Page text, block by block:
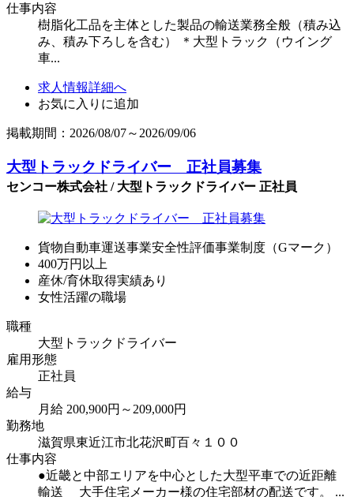
仕事内容
樹脂化工品を主体とした製品の輸送業務全般（積み込
み、積み下ろしを含む） ＊大型トラック（ウイング
車...
求人情報詳細へ
お気に入りに追加
掲載期間：2026/08/07～2026/09/06
大型トラックドライバー 正社員募集
センコー株式会社 / 大型トラックドライバー 正社員
貨物自動車運送事業安全性評価事業制度（Gマーク）
400万円以上
産休/育休取得実績あり
女性活躍の職場
職種
大型トラックドライバー
雇用形態
正社員
給与
月給 200,900円～209,000円
勤務地
滋賀県東近江市北花沢町百々１００
仕事内容
●近畿と中部エリアを中心とした大型平車での近距離
輸送 大手住宅メーカー様の住宅部材の配送です。 ...